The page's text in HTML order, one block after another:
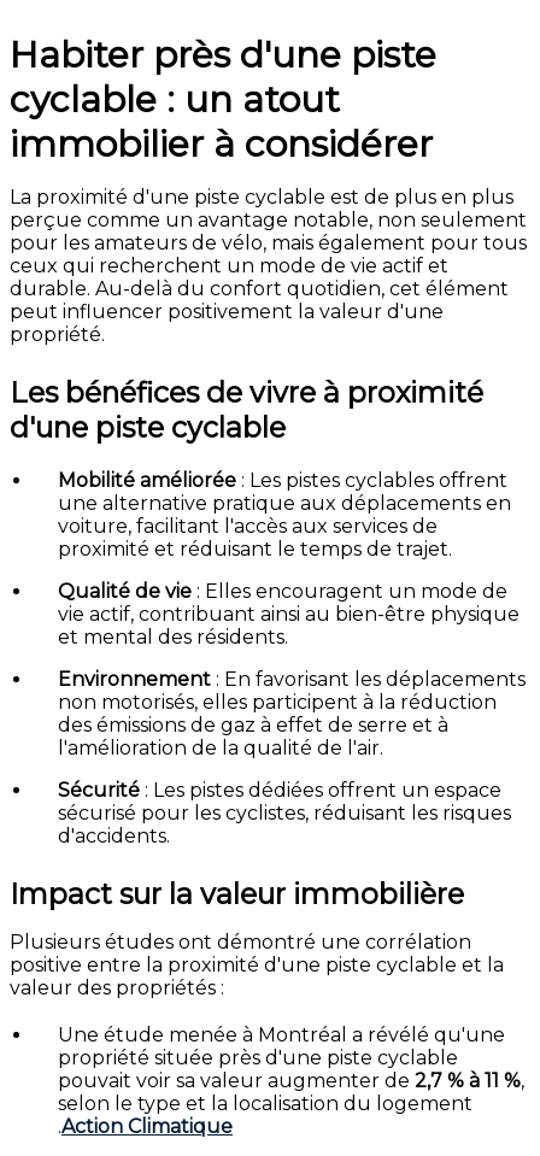
Habiter près d'une piste
cyclable : un atout
immobilier à considérer
La proximité d'une piste cyclable est de plus en plus
perçue comme un avantage notable, non seulement
pour les amateurs de vélo, mais également pour tous
ceux qui recherchent un mode de vie actif et
durable. Au-delà du confort quotidien, cet élément
peut influencer positivement la valeur d'une
propriété.
Les bénéfices de vivre à proximité
d'une piste cyclable
Mobilité améliorée : Les pistes cyclables offrent
une alternative pratique aux déplacements en
voiture, facilitant l'accès aux services de
proximité et réduisant le temps de trajet.
Qualité de vie : Elles encouragent un mode de
vie actif, contribuant ainsi au bien-être physique
et mental des résidents.
Environnement : En favorisant les déplacements
non motorisés, elles participent à la réduction
des émissions de gaz à effet de serre et à
l'amélioration de la qualité de l'air.
Sécurité : Les pistes dédiées offrent un espace
sécurisé pour les cyclistes, réduisant les risques
d'accidents.
Impact sur la valeur immobilière
Plusieurs études ont démontré une corrélation
positive entre la proximité d'une piste cyclable et la
valeur des propriétés :
Une étude menée à Montréal a révélé qu'une
propriété située près d'une piste cyclable
pouvait voir sa valeur augmenter de 2,7 % à 11 %,
selon le type et la localisation du logement
.Action Climatique